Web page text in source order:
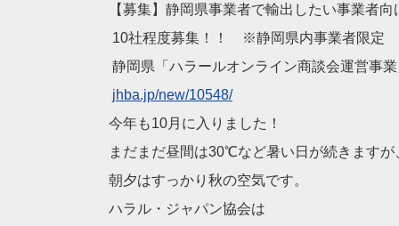
【募集】静岡県事業者で輸出したい事業者向
10社程度募集！！ ※静岡県内事業者限定
静岡県「ハラールオンライン商談会運営事業
jhba.jp/new/10548/
今年も10月に入りました！
まだまだ昼間は30℃など暑い日が続きますが
朝夕はすっかり秋の空気です。
ハラル・ジャパン協会は